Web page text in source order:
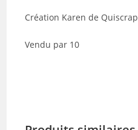
Création Karen de Quiscrap
Vendu par 10